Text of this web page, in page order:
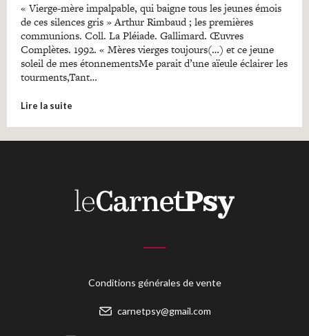
« Vierge-mère impalpable, qui baigne tous les jeunes émois
de ces silences gris » Arthur Rimbaud ; les premières
communions. Coll. La Pléiade. Gallimard. Œuvres
Complètes. 1992. « Mères vierges toujours(…) et ce jeune
soleil de mes étonnementsMe parait d’une aïeule éclairer les
tourments,Tant…
Lire la suite
Conditions générales de vente
carnetpsy@gmail.com